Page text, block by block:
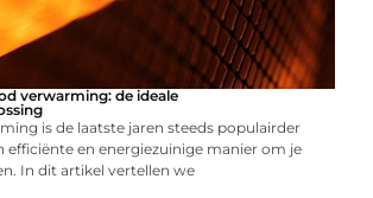
verwarming: de ideale
is de laatste jaren steeds populairder
efficiënte en energiezuinige manier om je
In dit artikel vertellen we